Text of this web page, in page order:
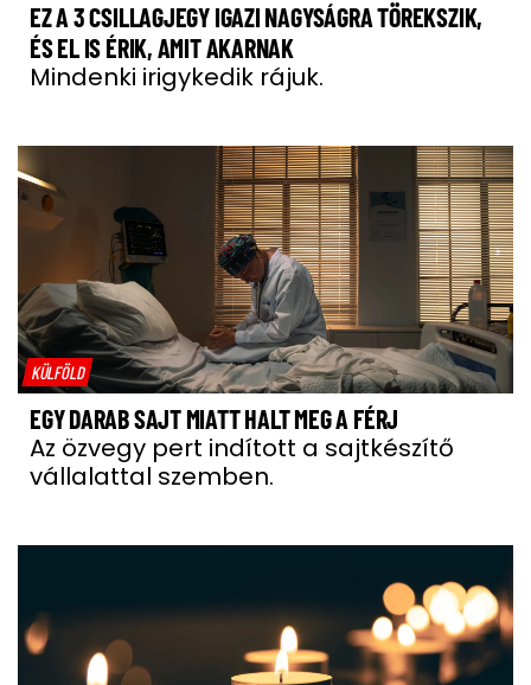
EZ A 3 CSILLAGJEGY IGAZI NAGYSÁGRA TÖREKSZIK,
ÉS EL IS ÉRIK, AMIT AKARNAK
Mindenki irigykedik rájuk.
KÜLFÖLD
EGY DARAB SAJT MIATT HALT MEG A FÉRJ
Az özvegy pert indított a sajtkészítő
vállalattal szemben.